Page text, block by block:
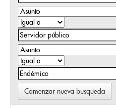
Comenzar nueva busqueda